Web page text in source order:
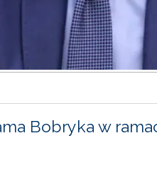
Bobryka w